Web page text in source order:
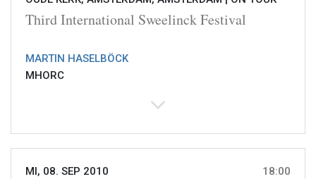
Third International Sweelinck Festival
MARTIN HASELBÖCK
MHORC
MI, 08. SEP 2010 18:00